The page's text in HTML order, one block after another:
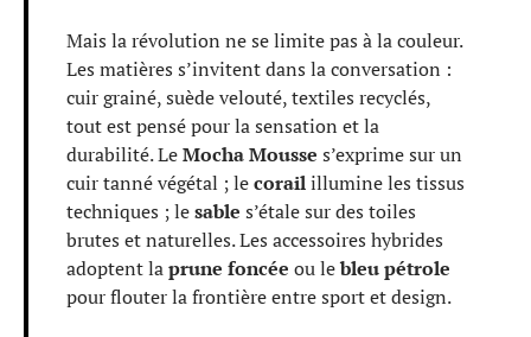
Mais la révolution ne se limite pas à la couleur.
Les matières s’invitent dans la conversation :
cuir grainé, suède velouté, textiles recyclés,
tout est pensé pour la sensation et la
durabilité. LeMocha Mousse s’exprime sur un
cuir tanné végétal ; lecorailillumine les tissus
techniques ; lesable s’étale sur des toiles
brutes et naturelles. Les accessoires hybrides
adoptent laprune foncée ou lebleu pétrole
pour flouter la frontière entre sport et design.